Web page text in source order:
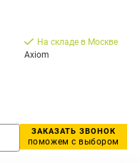
На складе в Москве
Axiom
ЗАКАЗАТЬ ЗВОНОК
поможем с выбором